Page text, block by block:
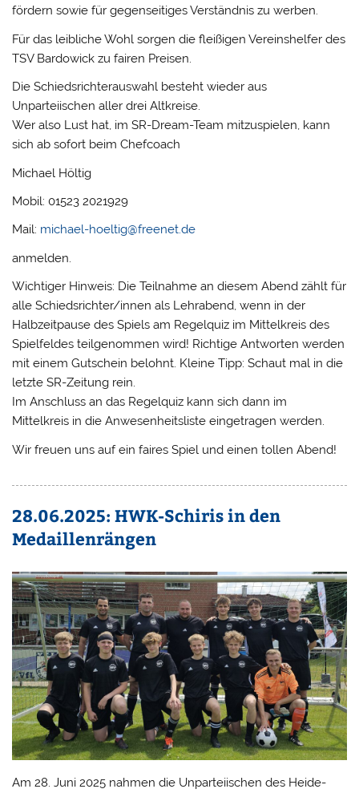
fördern sowie für gegenseitiges Verständnis zu werben.
Für das leibliche Wohl sorgen die fleißigen Vereinshelfer des
TSV Bardowick zu fairen Preisen.
Die Schiedsrichterauswahl besteht wieder aus
Unparteiischen aller drei Altkreise.
Wer also Lust hat, im SR-Dream-Team mitzuspielen, kann
sich ab sofort beim Chefcoach
Michael Höltig
Mobil: 01523 2021929
Mail: michael-hoeltig@freenet.de
anmelden.
Wichtiger Hinweis: Die Teilnahme an diesem Abend zählt für
alle Schiedsrichter/innen als Lehrabend, wenn in der
Halbzeitpause des Spiels am Regelquiz im Mittelkreis des
Spielfeldes teilgenommen wird! Richtige Antworten werden
mit einem Gutschein belohnt. Kleine Tipp: Schaut mal in die
letzte SR-Zeitung rein.
Im Anschluss an das Regelquiz kann sich dann im
Mittelkreis in die Anwesenheitsliste eingetragen werden.
Wir freuen uns auf ein faires Spiel und einen tollen Abend!
28.06.2025: HWK-Schiris in den
Medaillenrängen
Am 28. Juni 2025 nahmen die Unparteiischen des Heide-